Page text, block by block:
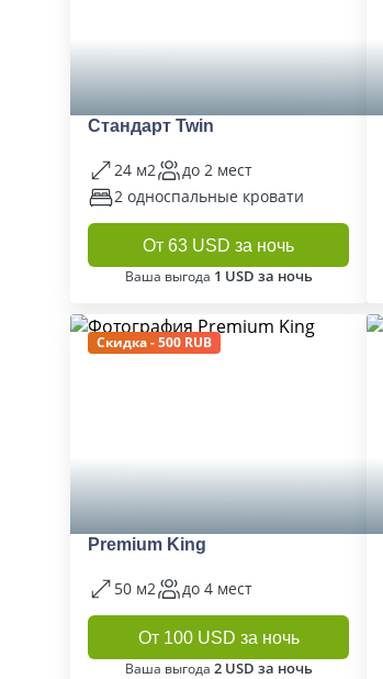
Стандарт Twin
24 м2
до 2 мест
2 односпальные кровати
От 63 USD за ночь
Ваша выгода 1 USD за ночь
Скидка - 500 RUB
Premium King
50 м2 до 4 мест
От 100 USD за ночь
Ваша выгода 2 USD за ночь